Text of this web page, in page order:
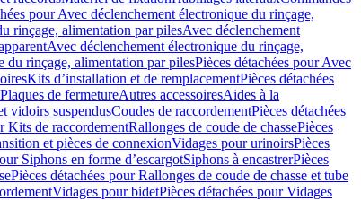
pour Avec déclenchement électronique du rinçage,
rinçage, alimentation par pilesAvec déclenchement
Avec déclenchement électronique du rinçage,
du rinçage, alimentation par pilesPièces détachées pour Avec
Kits d’installation et de remplacementPièces détachées
Plaques de fermetureAutres accessoiresAides à la
vidoirs suspendusCoudes de raccordementPièces détachées
Kits de raccordementRallonges de coude de chassePièces
et pièces de connexionVidages pour urinoirsPièces
Siphons en forme d’escargotSiphons à encastrerPièces
Pièces détachées pour Rallonges de coude de chasse et tube
Vidages pour bidetPièces détachées pour Vidages